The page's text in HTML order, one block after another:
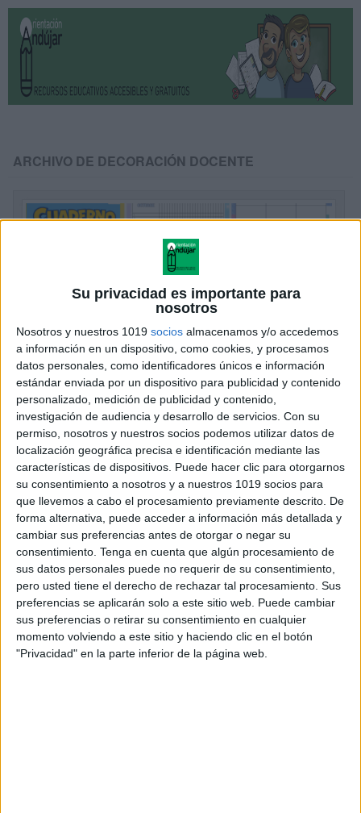
Su privacidad es importante para
nosotros
Nosotros y nuestros 1019 socios almacenamos y/o accedemos
a información en un dispositivo, como cookies, y procesamos
datos personales, como identificadores únicos e información
estándar enviada por un dispositivo para publicidad y contenido
personalizado, medición de publicidad y contenido,
investigación de audiencia y desarrollo de servicios. Con su
permiso, nosotros y nuestros socios podemos utilizar datos de
localización geográfica precisa e identificación mediante las
características de dispositivos. Puede hacer clic para otorgarnos
su consentimiento a nosotros y a nuestros 1019 socios para
que llevemos a cabo el procesamiento previamente descrito. De
forma alternativa, puede acceder a información más detallada y
cambiar sus preferencias antes de otorgar o negar su
consentimiento. Tenga en cuenta que algún procesamiento de
sus datos personales puede no requerir de su consentimiento,
pero usted tiene el derecho de rechazar tal procesamiento. Sus
preferencias se aplicarán solo a este sitio web. Puede cambiar
sus preferencias o retirar su consentimiento en cualquier
momento volviendo a este sitio y haciendo clic en el botón
"Privacidad" en la parte inferior de la página web.
ARCHIVO DE DECORACIÓN DOCENTE
Cuaderno profe 2026-2027 Toy Story
Publicado el 9 julio, 2026
Preparar un nuevo curso escolar siempre supone
comenzar una etapa llena de retos, proyectos,
aprendizajes y momentos especiales. Para acompañar
al profesorado durante todo el próximo año
académico, hoy compartimos […]
SEGUIR LEYENDO
Buscar